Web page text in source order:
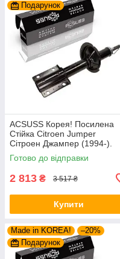
Подарунок
ACSUSS Корея! Посилена
Стійка Citroen Jumper
Сітроен Джампер (1994-).
Передня. Шток 25mm.
280975 , 635853
Готово до відправки
2 813 ₴ 3 517 ₴
Купити
Made in KOREA!
–20%
Подарунок